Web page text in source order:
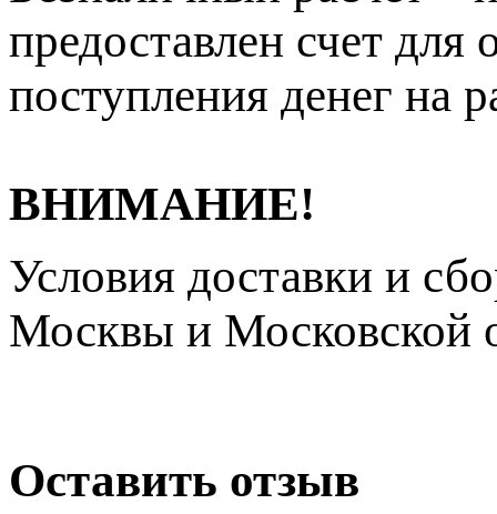
предоставлен счет для
поступления денег на
ВНИМАНИЕ!
Условия доставки и
Москвы и Московской
Оставить отзыв